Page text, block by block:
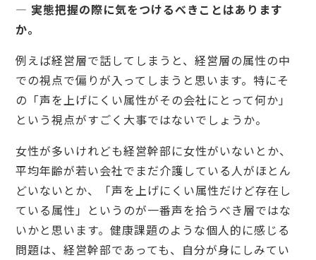
— 実態把握の際に気をつけるべきことはあります
か。
例えば経営層で話してしまうと、経営層の属性の中
での視点で偏りが入ってしまうと思います。特にそ
の「声を上げにくい属性がその会社にとって何か」
という視点がすごく大事ではないでしょうか。
女性が多いけれども経営幹部に女性がいないとか、
平均年齢が若い会社でまだ介護している人がほとん
どいないとか、「声を上げにくい属性だけど存在し
ている属性」というのが一番声を拾うべき層ではな
いかと思います。健康課題のような個人的に感じる
問題は、経営幹部であっても、自分が身にしみてい